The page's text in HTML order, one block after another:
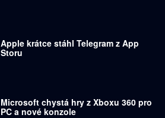
Apple krátce stáhl Telegram z App
Storu
Microsoft chystá hry z Xboxu 360 pro
PC a nové konzole